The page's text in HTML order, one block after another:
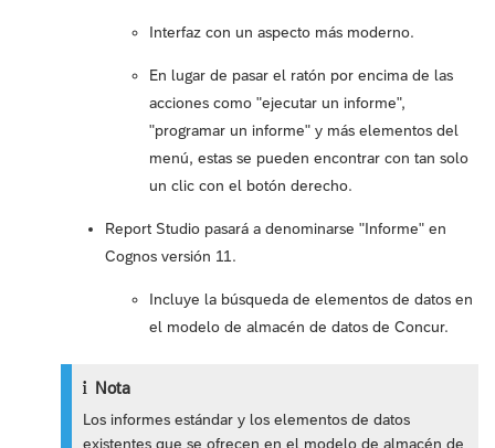
Interfaz con un aspecto más moderno.
En lugar de pasar el ratón por encima de las
acciones como "ejecutar un informe",
"programar un informe" y más elementos del
menú, estas se pueden encontrar con tan solo
un clic con el botón derecho.
Report Studio pasará a denominarse "Informe" en
Cognos versión 11.
Incluye la búsqueda de elementos de datos en
el modelo de almacén de datos de Concur.
Nota
Los informes estándar y los elementos de datos
existentes que se ofrecen en el modelo de almacén de